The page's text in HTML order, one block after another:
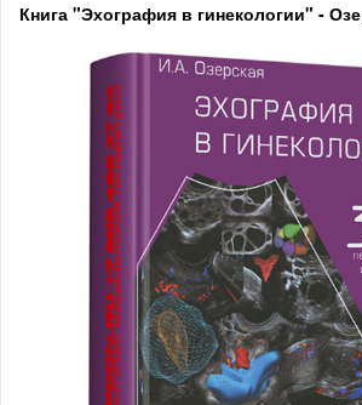
Книга "Эхография в гинекологии" -